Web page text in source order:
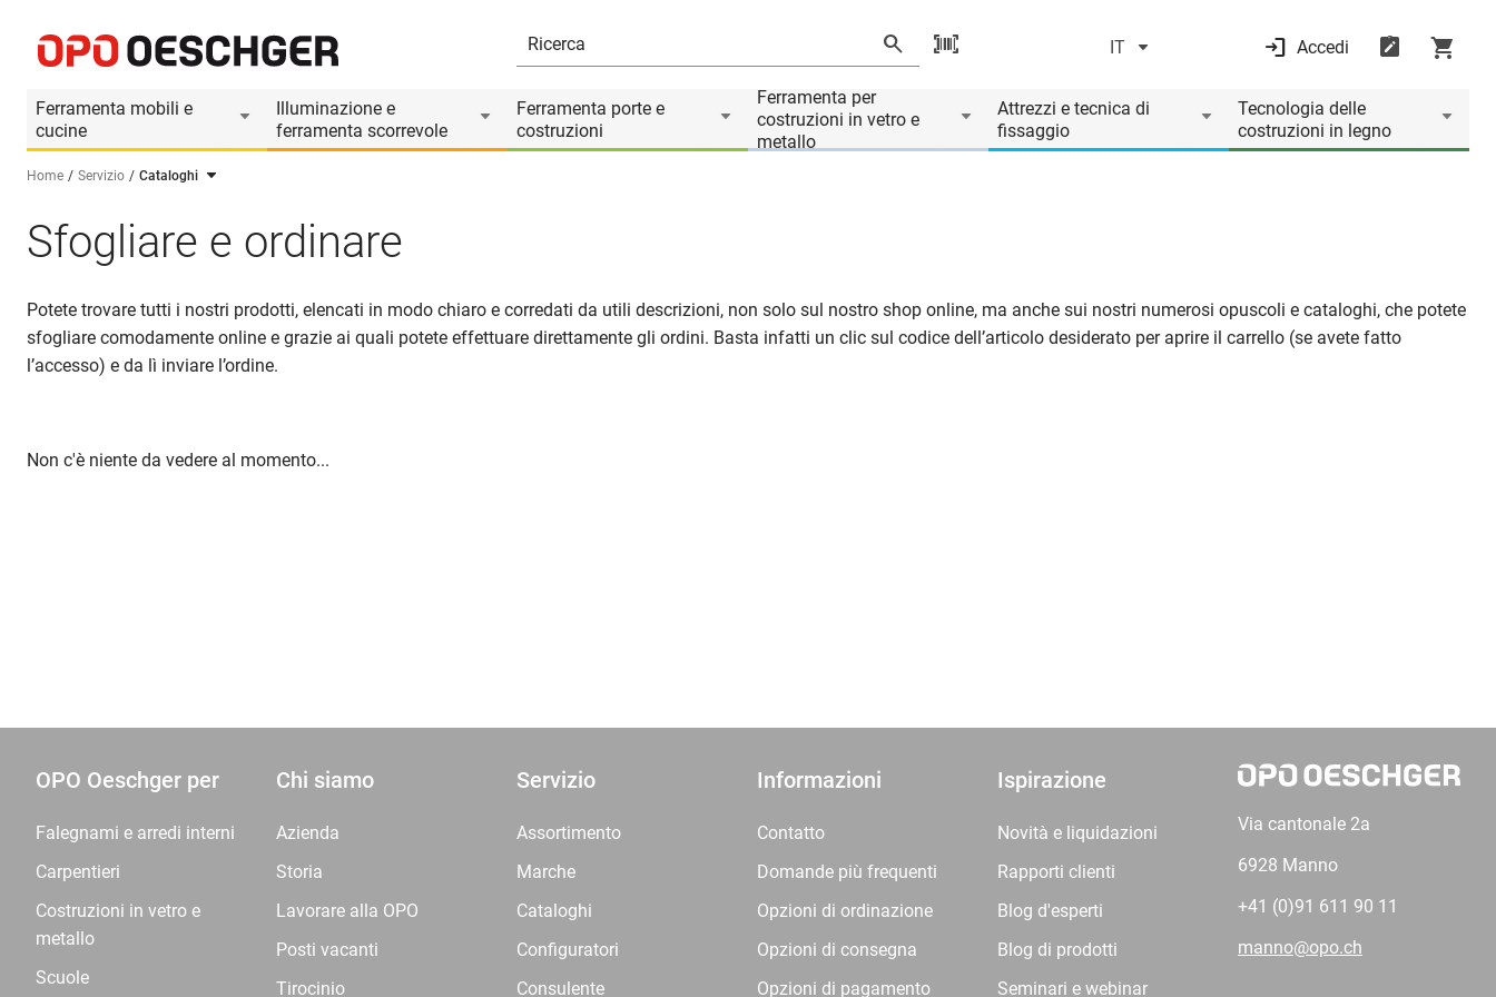
IT Accedi
Ferramenta mobili e
cucine
Illuminazione e
ferramenta scorrevole
Ferramenta porte e
costruzioni
Ferramenta per
costruzioni in vetro e
metallo
Attrezzi e tecnica di
fissaggio
Tecnologia delle
costruzioni in legno
Seleziona una lingua (IT)
Home Servizio Cataloghi
Sfogliare e ordinare
Potete trovare tutti i nostri prodotti, elencati in modo chiaro e corredati da utili descrizioni, non solo sul nostro shop online, ma anche sui nostri numerosi opuscoli e cataloghi, che potete
sfogliare comodamente online e grazie ai quali potete effettuare direttamente gli ordini. Basta infatti un clic sul codice dell’articolo desiderato per aprire il carrello (se avete fatto
l’accesso) e da lì inviare l’ordine.
Non c'è niente da vedere al momento...
OPO Oeschger per
Falegnami e arredi interni
Carpentieri
Costruzioni in vetro e
metallo
Scuole
Chi siamo
Azienda
Storia
Lavorare alla OPO
Posti vacanti
Tirocinio
Servizio
Assortimento
Marche
Cataloghi
Configuratori
Consulente
Informazioni
Contatto
Domande più frequenti
Opzioni di ordinazione
Opzioni di consegna
Opzioni di pagamento
Ispirazione
Novità e liquidazioni
Rapporti clienti
Blog d'esperti
Blog di prodotti
Seminari e webinar
Via cantonale 2a
6928 Manno
+41 (0)91 611 90 11
manno@opo.ch